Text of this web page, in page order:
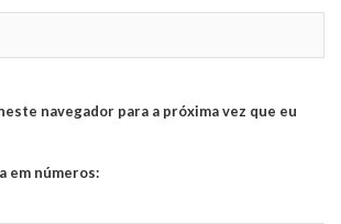
navegador para a próxima vez que eu
em números: